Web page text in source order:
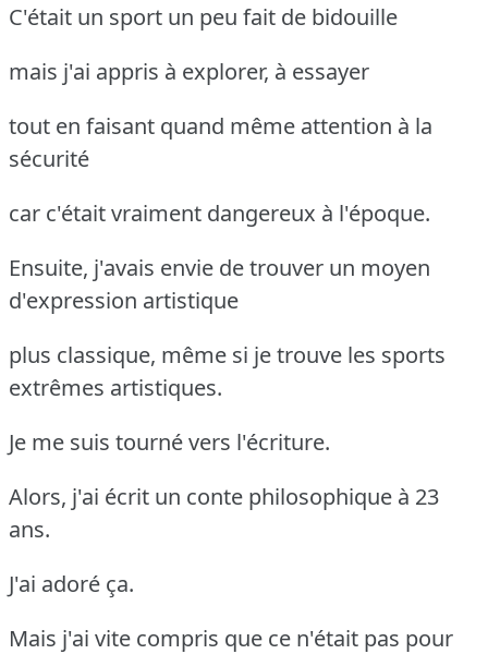
C'était un sport un peu fait de bidouille
mais j'ai appris à explorer, à essayer
tout en faisant quand même attention à la
sécurité
car c'était vraiment dangereux à l'époque.
Ensuite, j'avais envie de trouver un moyen
d'expression artistique
plus classique, même si je trouve les sports
extrêmes artistiques.
Je me suis tourné vers l'écriture.
Alors, j'ai écrit un conte philosophique à 23
ans.
J'ai adoré ça.
Mais j'ai vite compris que ce n'était pas pour